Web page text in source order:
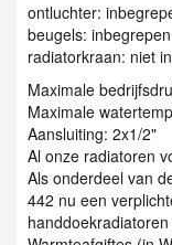
ontluchter:
beugels: inbegrepen
radiatorkraan: niet
Maximale
Maximale
Aansluiting: 2x1/2"
Al onze radiatoren
Als onderdeel van
442 nu een